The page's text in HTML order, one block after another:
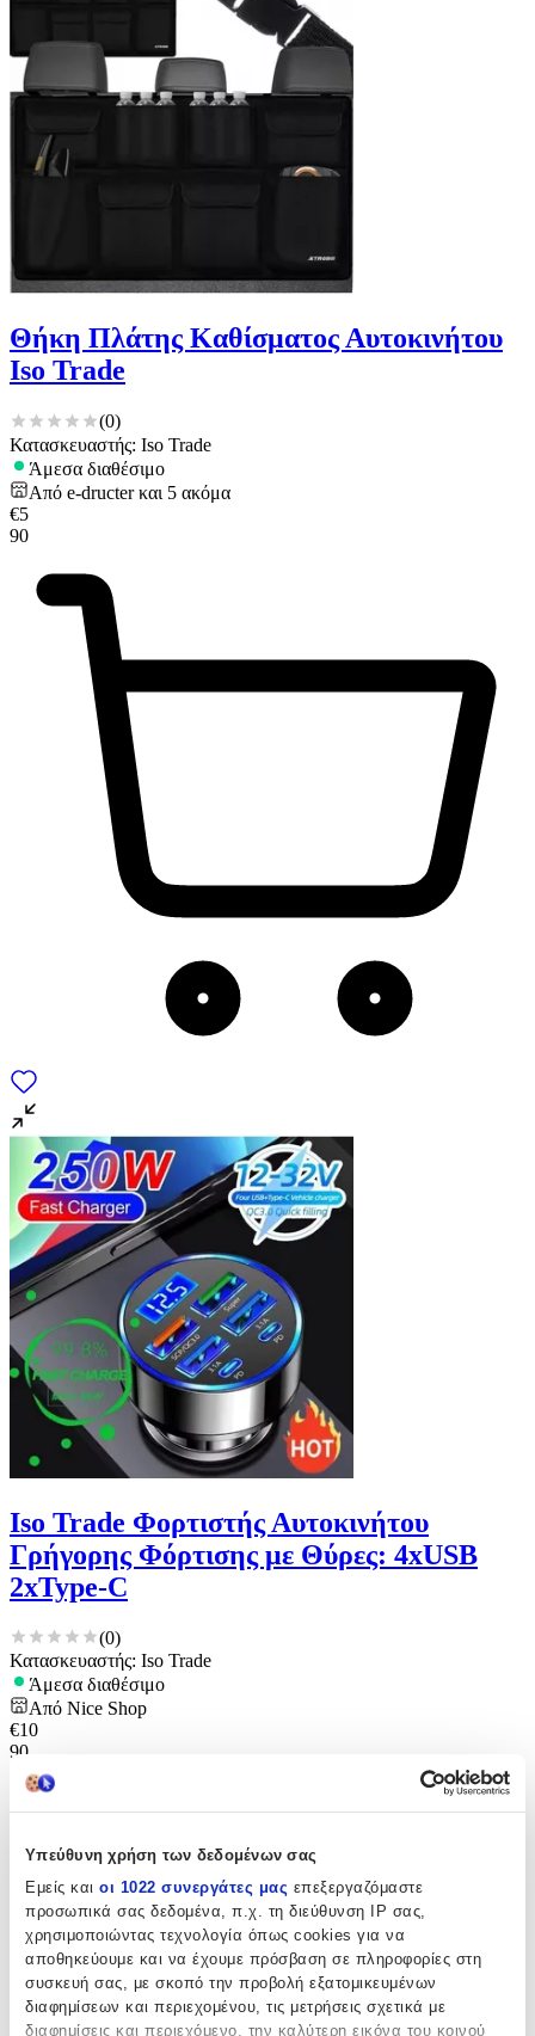
Υπεύθυνη χρήση των δεδομένων σας
Εμείς και οι 1022 συνεργάτες μας επεξεργαζόμαστε
προσωπικά σας δεδομένα, π.χ. τη διεύθυνση IP σας,
χρησιμοποιώντας τεχνολογία όπως cookies για να
αποθηκεύουμε και να έχουμε πρόσβαση σε πληροφορίες στη
συσκευή σας, με σκοπό την προβολή εξατομικευμένων
διαφημίσεων και περιεχομένου, τις μετρήσεις σχετικά με
διαφημίσεις και περιεχόμενο, την καλύτερη εικόνα του κοινού
Θήκη Πλάτης Καθίσματος Αυτοκινήτου
Iso Trade
(0)
Κατασκευαστής: Iso Trade
Άμεσα διαθέσιμο
Από e-dructer και 5 ακόμα
€5
90
Iso Trade Φορτιστής Αυτοκινήτου
Γρήγορης Φόρτισης με Θύρες: 4xUSB
2xType-C
(0)
Κατασκευαστής: Iso Trade
Άμεσα διαθέσιμο
Από Nice Shop
€10
90